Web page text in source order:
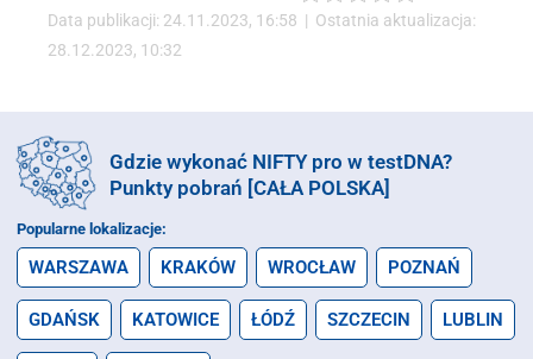
Data publikacji: 24.11.2023, 16:58 | Ostatnia aktualizacja:
28.12.2023, 10:32
Gdzie wykonać NIFTY pro w testDNA?
Punkty pobrań [CAŁA POLSKA]
Popularne lokalizacje:
WARSZAWA KRAKÓW WROCŁAW POZNAŃ
GDAŃSK KATOWICE ŁÓDŹ SZCZECIN LUBLIN